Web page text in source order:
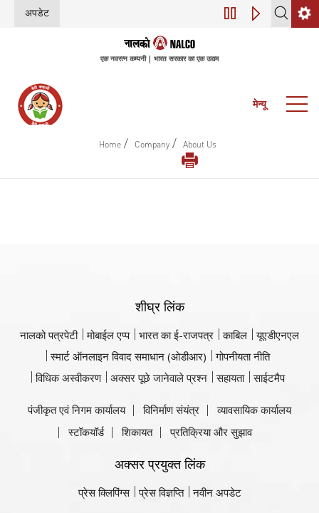
अपडेट डिजिटल परिवर्तन
एक नवरत्न कम्पनी | भारत सरकार का एक उद्यम
मेन्यू
Home / Company / About Us
शीघ्र लिंक
नालको पत्रपेटी मोबाईल एप्प भारत का ई-राजपत्र काबिल
यूएडीएनएल
स्मार्ट ऑनलाइन विवाद समाधान (ओडीआर)
गोपनीयता नीति
विधिक अस्वीकरण
अक्सर पूछे जानेवाले प्रश्न सहायता साईटमैप
पंजीकृत एवं निगम कार्यालय विनिर्माण संयंत्र
व्यावसायिक कार्यालय
स्टॉकयॉर्ड
शिकायत प्रतिक्रिया और सुझाव
अक्सर प्रयुक्त लिंक
प्रेस क्लिपिंग्स प्रेस विज्ञप्ति नवीन अपडेट